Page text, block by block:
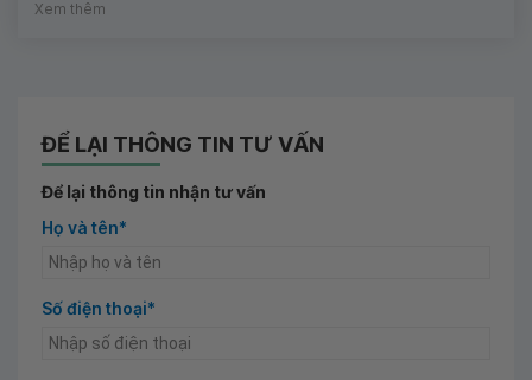
Xem thêm
ĐỂ LẠI THÔNG TIN TƯ VẤN
Để lại thông tin nhận tư vấn
Họ và tên*
Số điện thoại*